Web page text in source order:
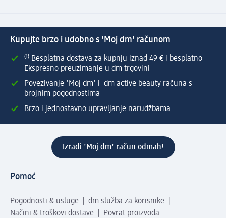
Kupujte brzo i udobno s 'Moj dm' računom
⁽¹⁾ Besplatna dostava za kupnju iznad 49 € i besplatno
Ekspresno preuzimanje u dm trgovini
Povezivanje 'Moj dm' i dm active beauty računa s
brojnim pogodnostima
Brzo i jednostavno upravljanje narudžbama
Izradi 'Moj dm' račun odmah!
Pomoć
Pogodnosti & usluge
dm služba za korisnike
Načini & troškovi dostave
Povrat proizvoda